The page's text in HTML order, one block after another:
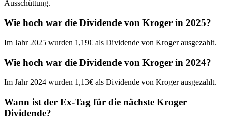
Ausschüttung.
Wie hoch war die Dividende von Kroger in 2025?
Im Jahr 2025 wurden 1,19€ als Dividende von Kroger ausgezahlt.
Wie hoch war die Dividende von Kroger in 2024?
Im Jahr 2024 wurden 1,13€ als Dividende von Kroger ausgezahlt.
Wann ist der Ex-Tag für die nächste Kroger
Dividende?